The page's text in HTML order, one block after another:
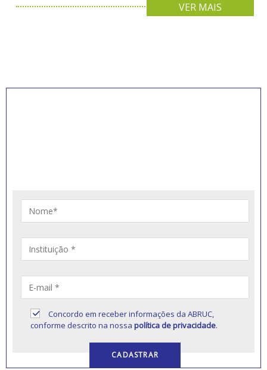
VER MAIS
Concordo em receber informações da ABRUC,
conforme descrito na nossapolítica de privacidade.